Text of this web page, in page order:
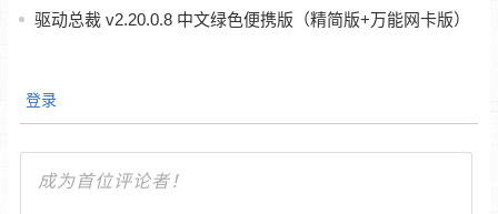
驱动总裁 v2.20.0.8 中文绿色便携版（精简版+万能网卡版）
登录